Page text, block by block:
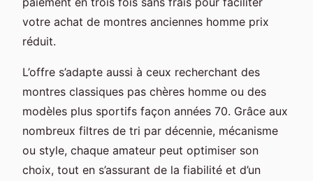
votre achat de montres anciennes homme prix
réduit.
L’offre s’adapte aussi à ceux recherchant des
montres classiques pas chères homme ou des
modèles plus sportifs façon années 70. Grâce aux
nombreux filtres de tri par décennie, mécanisme
ou style, chaque amateur peut optimiser son
choix, tout en s’assurant de la fiabilité et d’un